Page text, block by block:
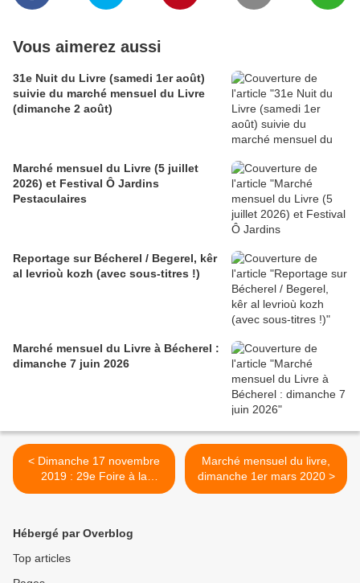
Vous aimerez aussi
31e Nuit du Livre (samedi 1er août)
suivie du marché mensuel du Livre
(dimanche 2 août)
Marché mensuel du Livre (5 juillet
2026) et Festival Ô Jardins
Pestaculaires
Reportage sur Bécherel / Begerel, kêr
al levrioù kozh (avec sous-titres !)
Marché mensuel du Livre à Bécherel :
dimanche 7 juin 2026
< Dimanche 17 novembre
2019 : 29e Foire à la
volaille et aux produits du
Marché mensuel du livre,
dimanche 1er mars 2020 >
Hébergé par Overblog
Top articles